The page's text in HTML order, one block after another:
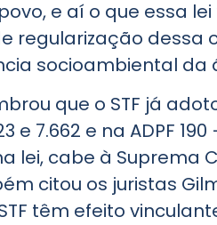
e aí o que essa
regularização
socioambiental da
que o STF já
e 7.662 e na ADPF
lei, cabe à
citou os juristas
têm efeito